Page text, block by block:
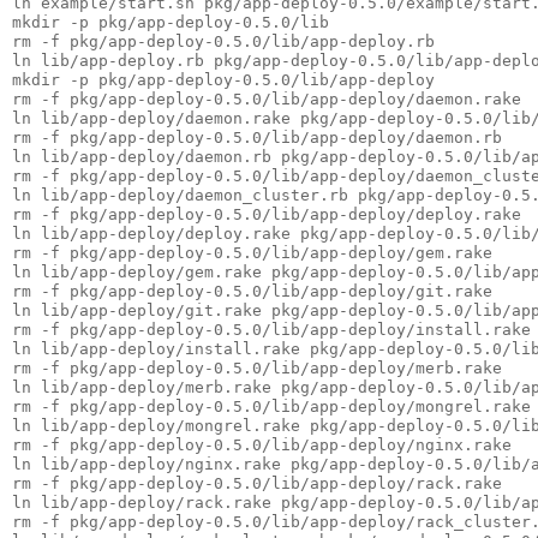
mkdir -p pkg/app-deploy-0.5.0/lib
rm -f pkg/app-deploy-0.5.0/lib/app-deploy.rb
ln lib/app-deploy.rb pkg/app-deploy-0.5.0/lib/app-
mkdir -p pkg/app-deploy-0.5.0/lib/app-deploy
rm -f pkg/app-deploy-0.5.0/lib/app-deploy/daemon.rake
ln lib/app-deploy/daemon.rake pkg/app-deploy-0.5.0/lib/
rm -f pkg/app-deploy-0.5.0/lib/app-deploy/daemon.rb
ln lib/app-deploy/daemon.rb pkg/app-deploy-0.5.0/lib/
rm -f pkg/app-deploy-0.5.0/lib/app-deploy/
ln lib/app-deploy/daemon_cluster.rb pkg/app-deploy-
rm -f pkg/app-deploy-0.5.0/lib/app-deploy/deploy.rake
ln lib/app-deploy/deploy.rake pkg/app-deploy-0.5.0/lib/
rm -f pkg/app-deploy-0.5.0/lib/app-deploy/gem.rake
ln lib/app-deploy/gem.rake pkg/app-deploy-0.5.0/lib/
rm -f pkg/app-deploy-0.5.0/lib/app-deploy/git.rake
ln lib/app-deploy/git.rake pkg/app-deploy-0.5.0/lib/
rm -f pkg/app-deploy-0.5.0/lib/app-deploy/install.rake
ln lib/app-deploy/install.rake pkg/app-deploy-0.5.0/
rm -f pkg/app-deploy-0.5.0/lib/app-deploy/merb.rake
ln lib/app-deploy/merb.rake pkg/app-deploy-0.5.0/lib/
rm -f pkg/app-deploy-0.5.0/lib/app-deploy/mongrel.rake
ln lib/app-deploy/mongrel.rake pkg/app-deploy-0.5.0/
rm -f pkg/app-deploy-0.5.0/lib/app-deploy/nginx.rake
ln lib/app-deploy/nginx.rake pkg/app-deploy-0.5.0/lib/
rm -f pkg/app-deploy-0.5.0/lib/app-deploy/rack.rake
ln lib/app-deploy/rack.rake pkg/app-deploy-0.5.0/lib/
rm -f pkg/app-deploy-0.5.0/lib/app-deploy/